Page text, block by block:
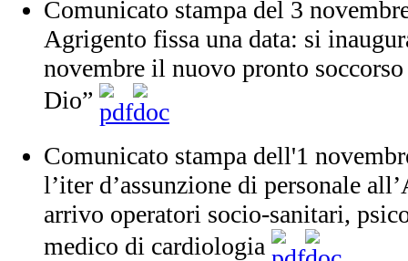
Comunicato stampa del 3
Agrigento fissa una data: si
novembre il nuovo pronto
Dio”
Comunicato stampa dell'1
l’iter d’assunzione di personale
arrivo operatori socio-sanitari,
medico di cardiologia